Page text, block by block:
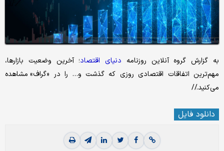
به گزارش گروه آنلاین روزنامه دنیای اقتصاد؛ آخرین وضعیت بازارها،
مهم‌ترین اتفاقات اقتصادی روزی که گذشت و… را در «گراف» مشاهده
می‌کنید.//
دانلود فایل